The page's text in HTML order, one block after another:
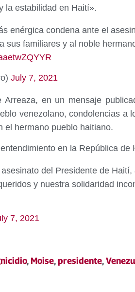
la estabilidad en Haití».
enérgica condena ante el
sus familiares y al noble
July 7, 2021
Arreaza, en un mensaje
venezolano, condolencias
el hermano pueblo haitiano.
en la República de
del Presidente de
y nuestra solidaridad
7, 2021
, Moise,presidente,